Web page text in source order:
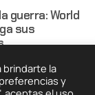
guerra: World
sus
3 días
brindarte la
y